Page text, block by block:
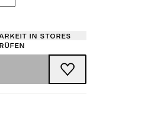
in Stores